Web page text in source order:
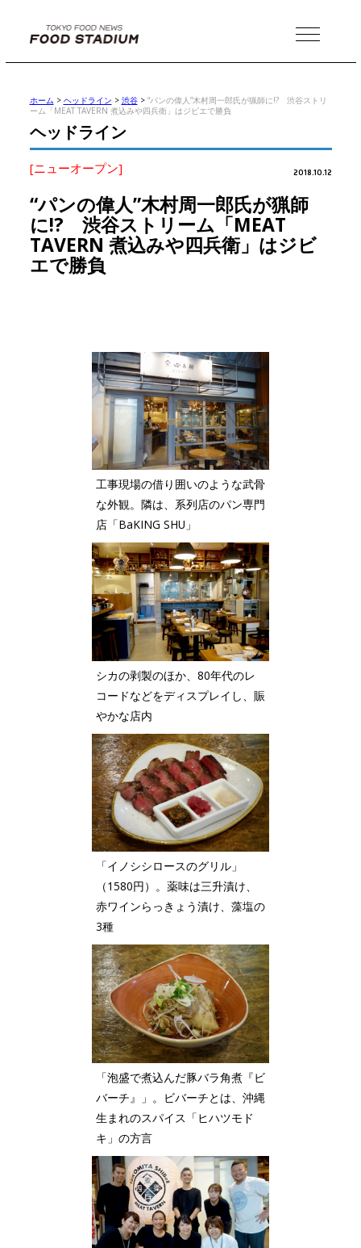
MENU
ホーム > ヘッドライン > 渋谷> “パンの偉人”木村周一郎氏が猟師に!? 渋谷ストリ
ーム「MEAT TAVERN 煮込みや四兵衛」はジビエで勝負
ヘッドライン
[ニューオープン] 2018.10.12
“パンの偉人”木村周一郎氏が猟師
に!? 渋谷ストリーム「MEAT
TAVERN 煮込みや四兵衛」はジビ
エで勝負
工事現場の借り囲いのような武骨
な外観。隣は、系列店のパン専門
店「BaKING SHU」
シカの剥製のほか、80年代のレ
コードなどをディスプレイし、賑
やかな店内
「イノシシロースのグリル」
（1580円）。薬味は三升漬け、
赤ワインらっきょう漬け、藻塩の
3種
「泡盛で煮込んだ豚バラ角煮『ビ
バーチ』」。ビバーチとは、沖縄
生まれのスパイス「ヒハツモド
キ」の方言